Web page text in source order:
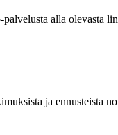
alla olevasta
ja ennusteista